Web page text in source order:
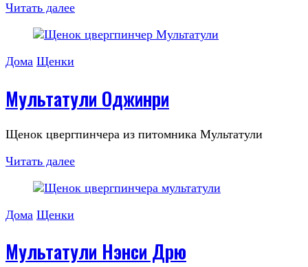
Читать далее
Дома Щенки
Мультатули Оджинри
Щенок цвергпинчера из питомника Мультатули
Читать далее
Дома Щенки
Мультатули Нэнси Дрю